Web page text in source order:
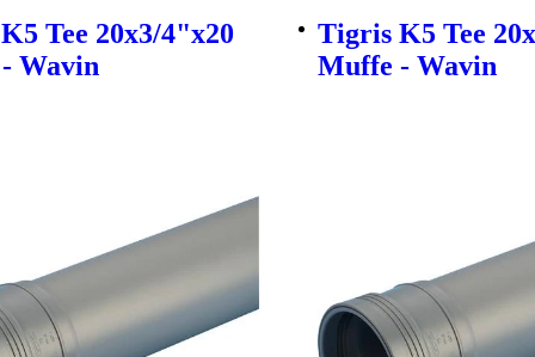
Tee 20x3/4"x20
Wavin
Tigris K5 Tee
Muffe - Wavin